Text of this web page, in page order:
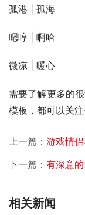
孤港 | 孤海
嗯哼 | 啊哈
微凉 | 暖心
需要了解更多的
模板，都可以关
上一篇： 游戏情
下一篇： 有深意
相关新闻